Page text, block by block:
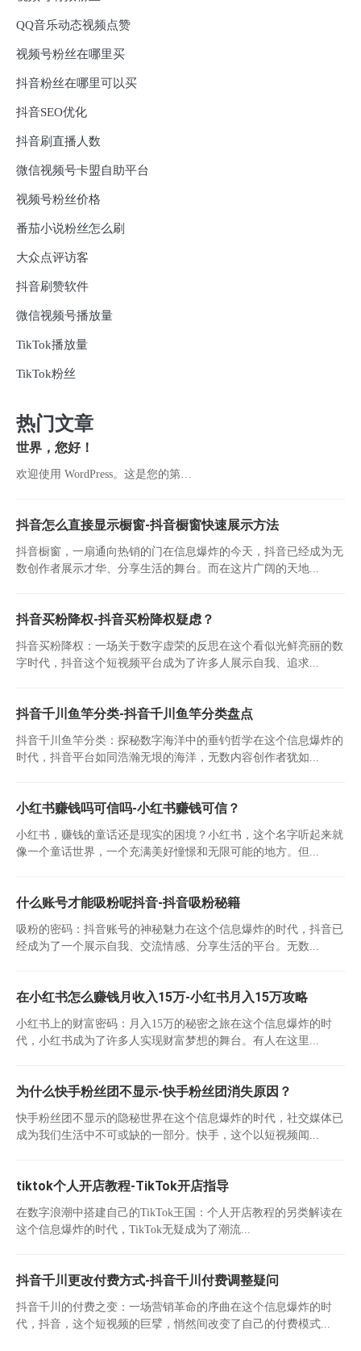
QQ音乐动态视频点赞
视频号粉丝在哪里买
抖音粉丝在哪里可以买
抖音SEO优化
抖音刷直播人数
微信视频号卡盟自助平台
视频号粉丝价格
番茄小说粉丝怎么刷
大众点评访客
抖音刷赞软件
微信视频号播放量
TikTok播放量
TikTok粉丝
热门文章
世界，您好！
欢迎使用 WordPress。这是您的第…
抖音怎么直接显示橱窗-抖音橱窗快速展示方法
抖音橱窗，一扇通向热销的门在信息爆炸的今天，抖音已经成为无
数创作者展示才华、分享生活的舞台。而在这片广阔的天地...
抖音买粉降权-抖音买粉降权疑虑？
抖音买粉降权：一场关于数字虚荣的反思在这个看似光鲜亮丽的数
字时代，抖音这个短视频平台成为了许多人展示自我、追求...
抖音千川鱼竿分类-抖音千川鱼竿分类盘点
抖音千川鱼竿分类：探秘数字海洋中的垂钓哲学在这个信息爆炸的
时代，抖音平台如同浩瀚无垠的海洋，无数内容创作者犹如...
小红书赚钱吗可信吗-小红书赚钱可信？
小红书，赚钱的童话还是现实的困境？小红书，这个名字听起来就
像一个童话世界，一个充满美好憧憬和无限可能的地方。但...
什么账号才能吸粉呢抖音-抖音吸粉秘籍
吸粉的密码：抖音账号的神秘魅力在这个信息爆炸的时代，抖音已
经成为了一个展示自我、交流情感、分享生活的平台。无数...
在小红书怎么赚钱月收入15万-小红书月入15万攻略
小红书上的财富密码：月入15万的秘密之旅在这个信息爆炸的时
代，小红书成为了许多人实现财富梦想的舞台。有人在这里...
为什么快手粉丝团不显示-快手粉丝团消失原因？
快手粉丝团不显示的隐秘世界在这个信息爆炸的时代，社交媒体已
成为我们生活中不可或缺的一部分。快手，这个以短视频闻...
tiktok个人开店教程-TikTok开店指导
在数字浪潮中搭建自己的TikTok王国：个人开店教程的另类解读在
这个信息爆炸的时代，TikTok无疑成为了潮流...
抖音千川更改付费方式-抖音千川付费调整疑问
抖音千川的付费之变：一场营销革命的序曲在这个信息爆炸的时
代，抖音，这个短视频的巨擘，悄然间改变了自己的付费模式...